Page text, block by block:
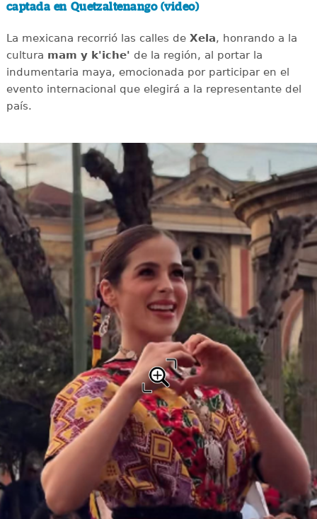
captada en Quetzaltenango (video)
La mexicana recorrió las calles deXela, honrando a la
cultura mam y k'iche' de la región, al portar la
indumentaria maya, emocionada por participar en el
evento internacional que elegirá a la representante del
país.